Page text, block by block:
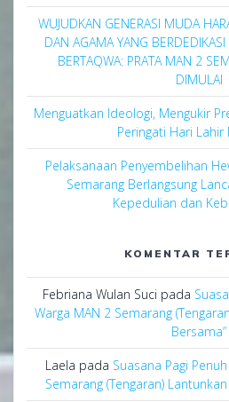
WUJUDKAN GENERASI MUDA
DAN AGAMA YANG
BERTAQWA: PRATA MAN 2
DIMULAI
Menguatkan Ideologi, Mengukir
Peringati Hari Lahir
Pelaksanaan Penyembelihan
Semarang Berlangsung
Kepedulian dan
KOMENTAR
Febriana Wulan Suci pada
Warga MAN 2 Semarang
Bersama”
Laela pada Suasana Pagi
Semarang (Tengaran)